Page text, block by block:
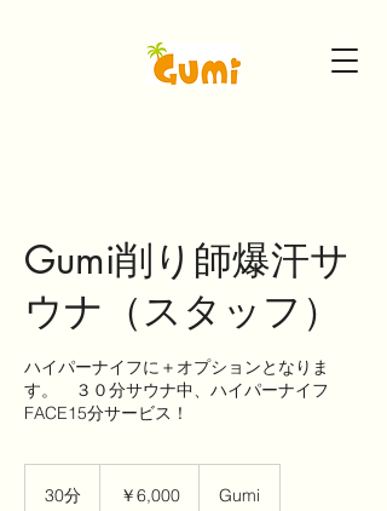
Gumi削り師爆汗サ
ウナ（スタッフ）
ハイパーナイフに＋オプションとなりま
す。 ３０分サウナ中、ハイパーナイフ
FACE15分サービス！
30分 ￥6,000 Gumi